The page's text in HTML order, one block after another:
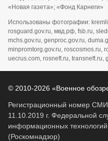
«Новая газета»; «Фонд Карнеги»
Использованы фотографии:
rosguard.gov.ru, мвд.рф, fsb.ru,
mchs.gov.ru, genproc.gov.ru,
minpromtorg.gov.ru, roscosmos.ru,
uecrus.com, rosneft.ru, transneft.ru,
© 2010-2026 «Военное
Регистрационный номер
11.10.2019 г. Федеральной
информационных
(Роскомнадзор)